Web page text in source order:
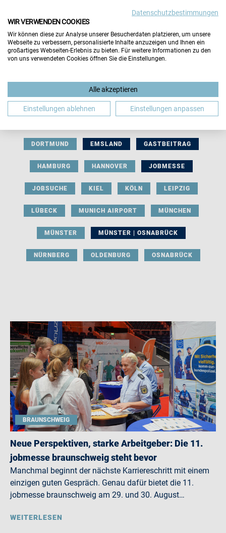
BERUFLICHE ORIENTIERUNG BEWERBUNG
DORTMUND EMSLAND GASTBEITRAG
HAMBURG HANNOVER JOBMESSE
JOBSUCHE KIEL KÖLN LEIPZIG
LÜBECK MUNICH AIRPORT MÜNCHEN
MÜNSTER MÜNSTER | OSNABRÜCK
NÜRNBERG OLDENBURG OSNABRÜCK
BRAUNSCHWEIG
Neue Perspektiven, starke Arbeitgeber: Die 11.
jobmesse braunschweig steht bevor
Manchmal beginnt der nächste Karriereschritt mit einem
einzigen guten Gespräch. Genau dafür bietet die 11.
jobmesse braunschweig am 29. und 30. August…
WEITERLESEN
Datenschutzbestimmungen
WIR VERWENDEN COOKIES
Wir können diese zur Analyse unserer Besucherdaten platzieren, um unsere
Webseite zu verbessern, personalisierte Inhalte anzuzeigen und Ihnen ein
großartiges Webseiten-Erlebnis zu bieten. Für weitere Informationen zu den
von uns verwendeten Cookies öffnen Sie die Einstellungen.
Alle akzeptieren
Einstellungen ablehnen Einstellungen anpassen